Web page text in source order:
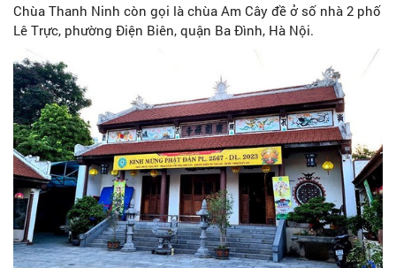
Chùa Thanh Ninh còn gọi là chùa Am Cây đề ở số nhà 2 phố
Lê Trực, phường Điện Biên, quận Ba Đình, Hà Nội.